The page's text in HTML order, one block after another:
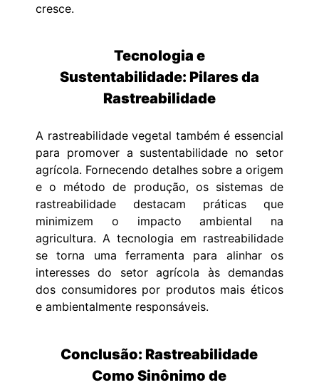
cresce.
Tecnologia e
Sustentabilidade: Pilares da
Rastreabilidade
A rastreabilidade vegetal também é essencial
para promover a sustentabilidade no setor
agrícola. Fornecendo detalhes sobre a origem
e o método de produção, os sistemas de
rastreabilidade destacam práticas que
minimizem o impacto ambiental na
agricultura. A tecnologia em rastreabilidade
se torna uma ferramenta para alinhar os
interesses do setor agrícola às demandas
dos consumidores por produtos mais éticos
e ambientalmente responsáveis.
Conclusão: Rastreabilidade
Como Sinônimo de